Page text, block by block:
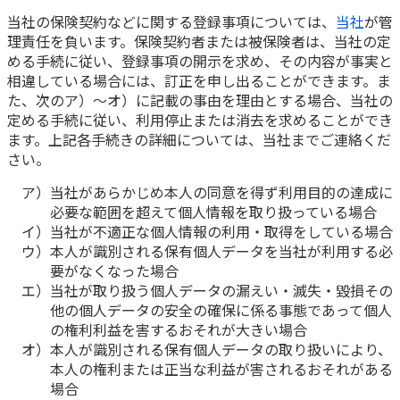
ラジオ体操・みんなの体操
ラジオ体操ポータルサイト
お客さまの声／お客さまサービス向上の取組み
かんぽジャンクション
当社の保険契約などに関する登録事項については、 当社が管
理責任を負います。保険契約者または被保険者は、当社の定
める手続に従い、登録事項の開示を求め、その内容が事実と
相違している場合には、訂正を申し出ることができます。ま
た、次のア）～オ）に記載の事由を理由とする場合、当社の
定める手続に従い、利用停止または消去を求めることができ
ます。上記各手続きの詳細については、当社までご連絡くだ
さい。
ア）当社があらかじめ本人の同意を得ず利用目的の達成に
必要な範囲を超えて個人情報を取り扱っている場合
イ）当社が不適正な個人情報の利用・取得をしている場合
ウ）本人が識別される保有個人データを当社が利用する必
要がなくなった場合
エ）当社が取り扱う個人データの漏えい・滅失・毀損その
他の個人データの安全の確保に係る事態であって個人
の権利利益を害するおそれが大きい場合
オ）本人が識別される保有個人データの取り扱いにより、
本人の権利または正当な利益が害されるおそれがある
場合